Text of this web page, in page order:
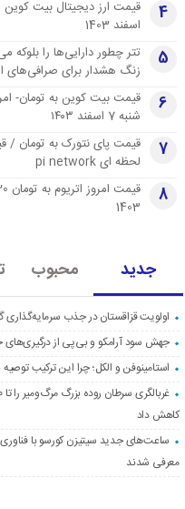
4
اسفند 1403
5
تتر چطور دارایی‌ها را بلوکه
زنگ هشدار برای صرافی‌های
6
قیمت بیت کوین به تومان-
شنبه 7 اسفند ۱۴۰۳
7
قیمت پای نتورک به تومان /
لحظه ای pi network
8
1403
جدید محبوب
اولویت قزاقستان در جذب سرمایه‌گذاری
جهش سود آرامکو و بی‌پی از درگیری‌های
استامینوفن و الکل؛ چرا این ترکیب
کاهش داد
ساعت‌های جدید سیتیزن کورسو با فناوری
معرفی شدند